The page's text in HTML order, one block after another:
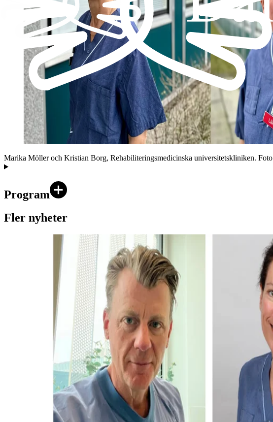
Marika Möller och Kristian Borg, Rehabiliteringsmedicinska universitetskliniken.
Program
Fler nyheter